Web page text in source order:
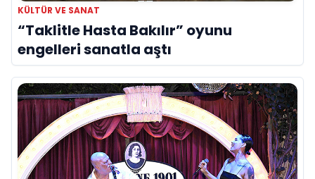
KÜLTÜR VE SANAT
“Taklitle Hasta Bakılır” oyunu
engelleri sanatla aştı